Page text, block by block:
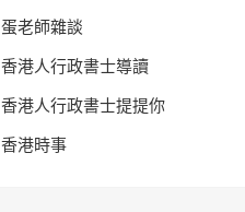
蛋老師雜談
香港人行政書士導讀
香港人行政書士提提你
香港時事